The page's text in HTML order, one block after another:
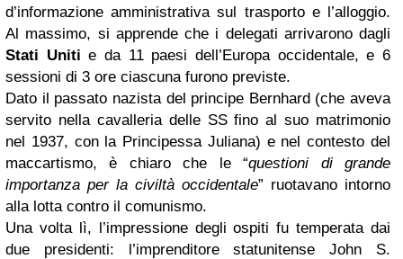
d’informazione amministrativa sul trasporto e l’alloggio.
Al massimo, si apprende che i delegati arrivarono dagli
Stati Uniti e da 11 paesi dell’Europa occidentale, e 6
sessioni di 3 ore ciascuna furono previste.
Dato il passato nazista del principe Bernhard (che aveva
servito nella cavalleria delle SS fino al suo matrimonio
nel 1937, con la Principessa Juliana) e nel contesto del
maccartismo, è chiaro che le “questioni di grande
importanza per la civiltà occidentale” ruotavano intorno
alla lotta contro il comunismo.
Una volta lì, l’impressione degli ospiti fu temperata dai
due presidenti: l’imprenditore statunitense John S.